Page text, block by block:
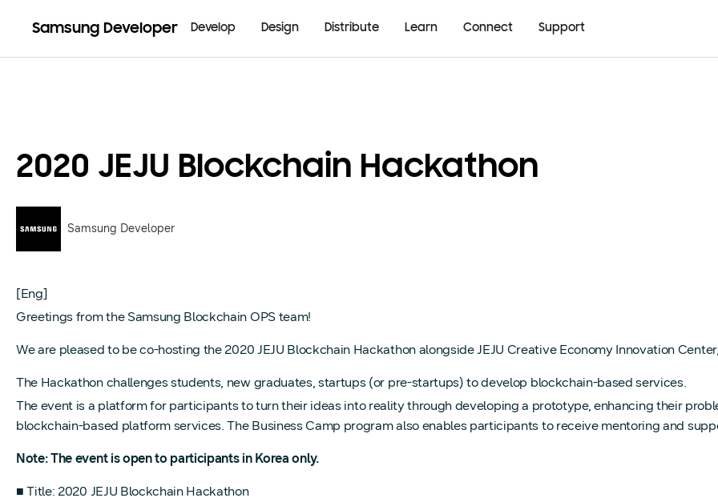
Samsung Developer Develop Design Distribute Learn Connect Support
2020 JEJU Blockchain Hackathon
Samsung Developer
[Eng]
Greetings from the Samsung Blockchain OPS team!
We are pleased to be co-hosting the 2020 JEJU Blockchain Hackathon alongside JEJU Creative Economy Innovation
The Hackathon challenges students, new graduates, startups (or pre-startups) to develop blockchain-based services.
The event is a platform for participants to turn their ideas into reality through developing a prototype, enhancing their
blockchain-based platform services. The Business Camp program also enables participants to receive mentoring and
Note: The event is open to participants in Korea only.
■ Title: 2020 JEJU Blockchain Hackathon